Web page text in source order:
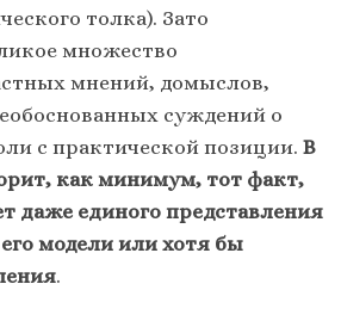
толка). Зато
множество
мнений, домыслов,
суждений о
с практической позиции. В
как минимум, тот факт,
даже единого представления
модели или хотя бы
.